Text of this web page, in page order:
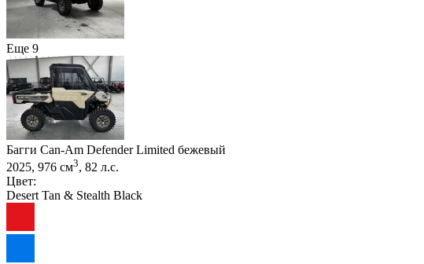
Еще 9
Багги Can-Am Defender Limited бежевый
2025, 976 см3, 82 л.с.
Цвет:
Desert Tan & Stealth Black